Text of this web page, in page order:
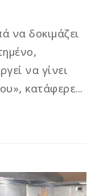
να δοκιμάζει
να γίνει
κατάφερε...